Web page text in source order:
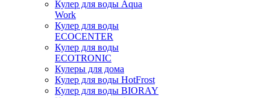
Кулер для воды Aqua
Work
Кулер для воды
ECOCENTER
Кулер для воды
ECOTRONIC
Кулеры для дома
Кулер для воды HotFrost
Кулер для воды BIORAY